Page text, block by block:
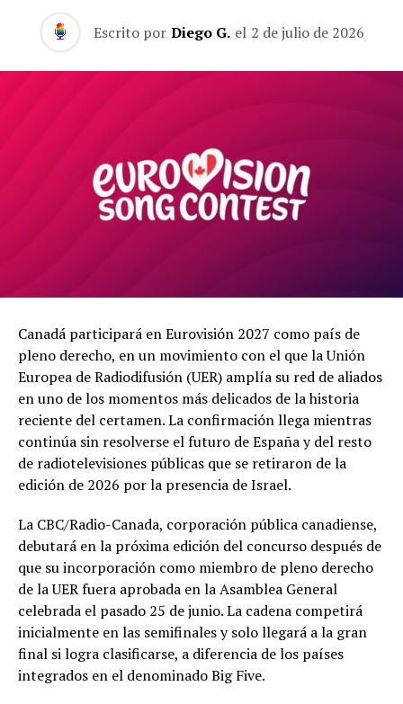
Escrito por Diego G. el 2 de julio de 2026
Canadá participará en Eurovisión 2027 como país de
pleno derecho, en un movimiento con el que la Unión
Europea de Radiodifusión (UER) amplía su red de aliados
en uno de los momentos más delicados de la historia
reciente del certamen. La confirmación llega mientras
continúa sin resolverse el futuro de España y del resto
de radiotelevisiones públicas que se retiraron de la
edición de 2026 por la presencia de Israel.
La CBC/Radio-Canada, corporación pública canadiense,
debutará en la próxima edición del concurso después de
que su incorporación como miembro de pleno derecho
de la UER fuera aprobada en la Asamblea General
celebrada el pasado 25 de junio. La cadena competirá
inicialmente en las semifinales y solo llegará a la gran
final si logra clasificarse, a diferencia de los países
integrados en el denominado Big Five.